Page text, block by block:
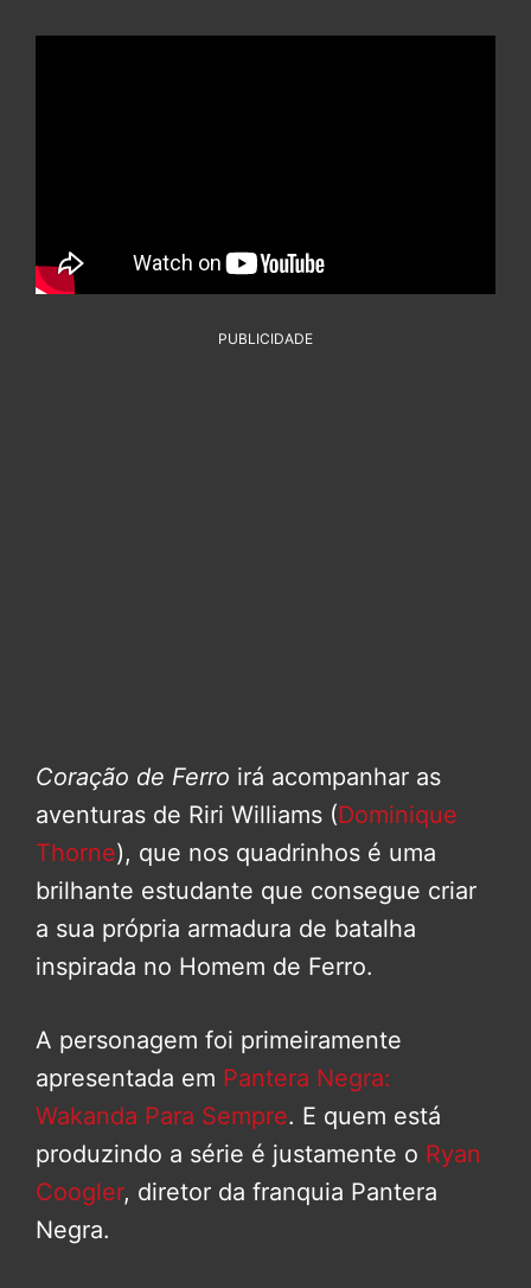
PUBLICIDADE
Coração de Ferro irá acompanhar as
aventuras de Riri Williams (Dominique
Thorne), que nos quadrinhos é uma
brilhante estudante que consegue criar
a sua própria armadura de batalha
inspirada no Homem de Ferro.
A personagem foi primeiramente
apresentada em Pantera Negra:
Wakanda Para Sempre. E quem está
produzindo a série é justamente o Ryan
Coogler, diretor da franquia Pantera
Negra.